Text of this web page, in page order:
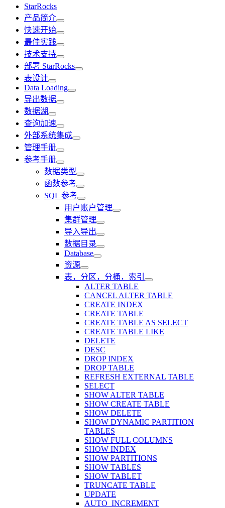
StarRocks
产品简介
快速开始
最佳实践
技术支持
部署 StarRocks
表设计
Data Loading
导出数据
数据湖
查询加速
外部系统集成
管理手册
参考手册
数据类型
函数参考
SQL 参考
用户账户管理
集群管理
导入导出
数据目录
Database
资源
表，分区，分桶，索引
ALTER TABLE
CANCEL ALTER TABLE
CREATE INDEX
CREATE TABLE
CREATE TABLE AS SELECT
CREATE TABLE LIKE
DELETE
DESC
DROP INDEX
DROP TABLE
REFRESH EXTERNAL TABLE
SELECT
SHOW ALTER TABLE
SHOW CREATE TABLE
SHOW DELETE
SHOW DYNAMIC PARTITION
TABLES
SHOW FULL COLUMNS
SHOW INDEX
SHOW PARTITIONS
SHOW TABLES
SHOW TABLET
TRUNCATE TABLE
UPDATE
AUTO_INCREMENT